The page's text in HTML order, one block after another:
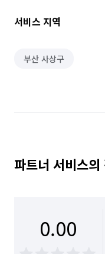
서비스 지역
부산 사상구
파트너 서비스의
0.00